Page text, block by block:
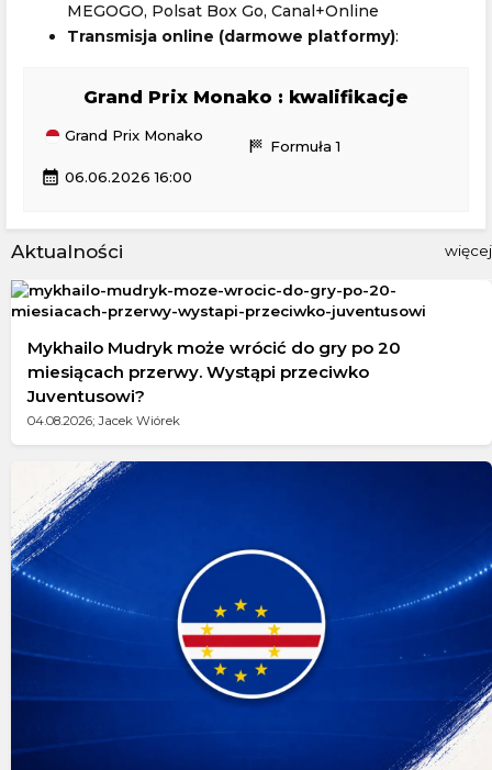
MEGOGO, Polsat Box Go, Canal+Online
Transmisja online (darmowe platformy):
Grand Prix Monako : kwalifikacje
Grand Prix Monako
sports_score Formuła 1
calendar_month 06.06.2026 16:00
Aktualności więcej
Mykhailo Mudryk może wrócić do gry po 20
miesiącach przerwy. Wystąpi przeciwko
Juventusowi?
04.08.2026; Jacek Wiórek